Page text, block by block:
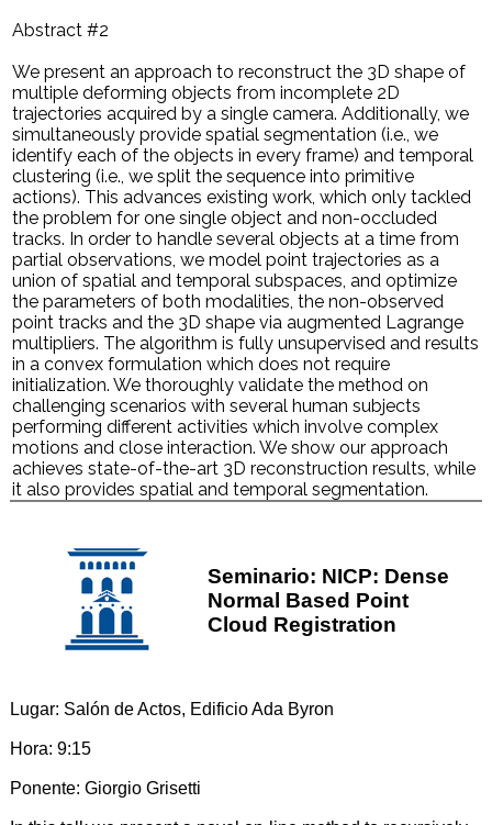
Abstract #2
We present an approach to reconstruct the 3D shape of
multiple deforming objects from incomplete 2D
trajectories acquired by a single camera. Additionally, we
simultaneously provide spatial segmentation (i.e., we
identify each of the objects in every frame) and temporal
clustering (i.e., we split the sequence into primitive
actions). This advances existing work, which only tackled
the problem for one single object and non-occluded
tracks. In order to handle several objects at a time from
partial observations, we model point trajectories as a
union of spatial and temporal subspaces, and optimize
the parameters of both modalities, the non-observed
point tracks and the 3D shape via augmented Lagrange
multipliers. The algorithm is fully unsupervised and results
in a convex formulation which does not require
initialization. We thoroughly validate the method on
challenging scenarios with several human subjects
performing different activities which involve complex
motions and close interaction. We show our approach
achieves state-of-the-art 3D reconstruction results, while
it also provides spatial and temporal segmentation.
Seminario: NICP: Dense
Normal Based Point
Cloud Registration
Lugar: Salón de Actos, Edificio Ada Byron
Hora: 9:15
Ponente: Giorgio Grisetti